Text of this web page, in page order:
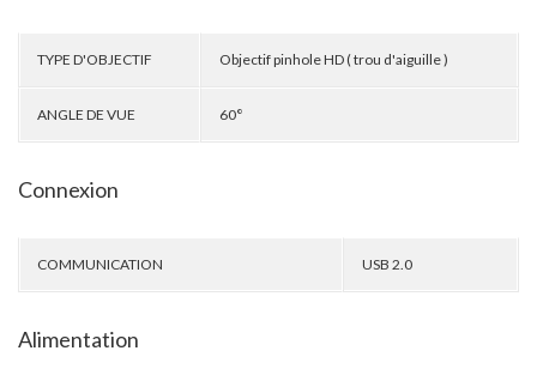
TYPE D'OBJECTIF Objectif pinhole HD ( trou d'aiguille )
ANGLE DE VUE 60°
Connexion
COMMUNICATION USB 2.0
Alimentation